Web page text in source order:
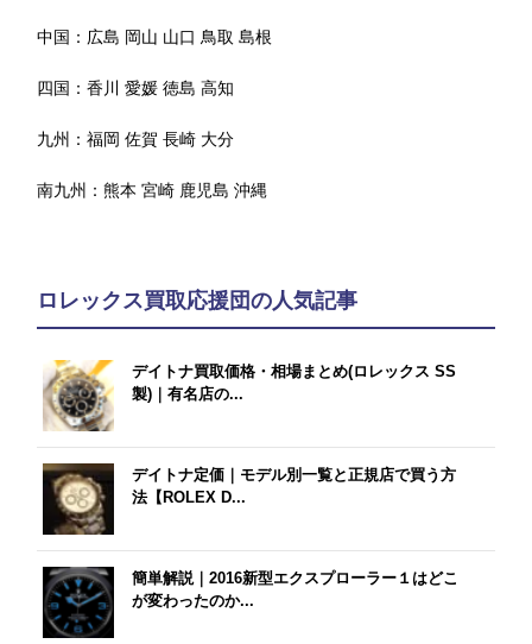
中国： 広島 岡山 山口 鳥取 島根
四国：香川 愛媛 徳島 高知
九州：福岡 佐賀 長崎 大分
南九州：熊本 宮崎 鹿児島 沖縄
ロレックス買取応援団の人気記事
デイトナ買取価格・相場まとめ(ロレックス SS
製)｜有名店の...
デイトナ定価｜モデル別一覧と正規店で買う方
法【ROLEX D...
簡単解説｜2016新型エクスプローラー１はどこ
が変わったのか...